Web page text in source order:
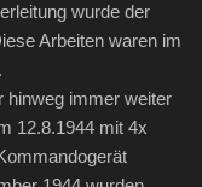
wurde der
Arbeiten waren im
hinweg immer weiter
12.8.1944 mit 4x